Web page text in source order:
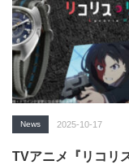
News 2025-10-17
TVアニメ『リコリ